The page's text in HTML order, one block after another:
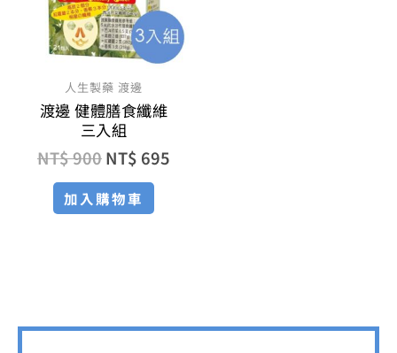
人生製藥 渡邊
渡邊 健體膳食纖維
三入組
NT$900NT$ 695
加入購物車